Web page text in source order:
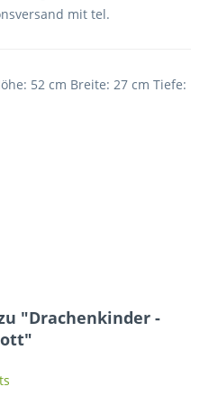
mit tel.
52 cm Breite: 27 cm Tiefe:
"Drachenkinder -